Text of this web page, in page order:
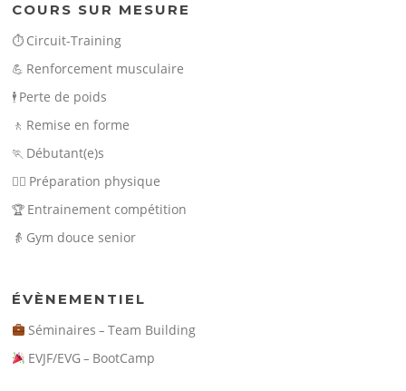
COURS SUR MESURE
⏱️ Circuit-Training
💪 Renforcement musculaire
🕴️ Perte de poids
🚶 Remise en forme
🏃 Débutant(e)s
🏃‍♀️ Préparation physique
🏆 Entrainement compétition
👵 Gym douce senior
ÉVÈNEMENTIEL
Séminaires –Team Building
EVJF/EVG– BootCamp